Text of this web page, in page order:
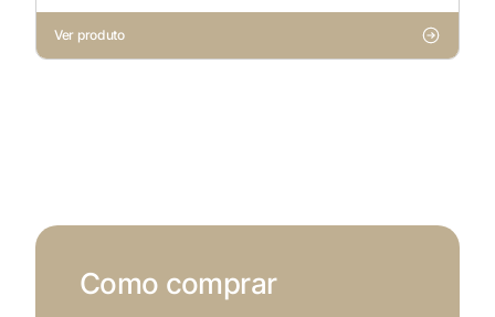
Ver produto
Como comprar